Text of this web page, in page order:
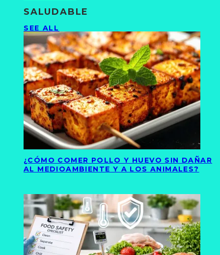
SALUDABLE
SEE ALL
¿CÓMO COMER POLLO Y HUEVO SIN DAÑAR
AL MEDIOAMBIENTE Y A LOS ANIMALES?